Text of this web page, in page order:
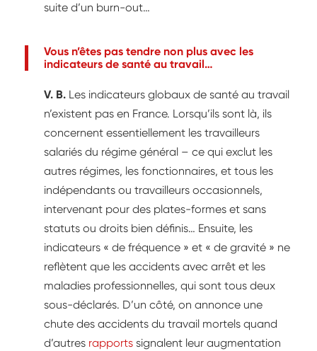
suite d’un burn-out…
Vous n’êtes pas tendre non plus avec les
indicateurs de santé au travail…
V. B. Les indicateurs globaux de santé au travail
n’existent pas en France. Lorsqu’ils sont là, ils
concernent essentiellement les travailleurs
salariés du régime général – ce qui exclut les
autres régimes, les fonctionnaires, et tous les
indépendants ou travailleurs occasionnels,
intervenant pour des plates-formes et sans
statuts ou droits bien définis… Ensuite, les
indicateurs « de fréquence » et « de gravité » ne
reflètent que les accidents avec arrêt et les
maladies professionnelles, qui sont tous deux
sous-déclarés. D’un côté, on annonce une
chute des accidents du travail mortels quand
d’autres rapports signalent leur augmentation